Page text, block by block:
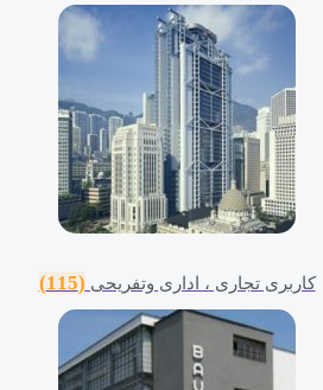
کاربری تجاری ، اداری وتفریحی (115)